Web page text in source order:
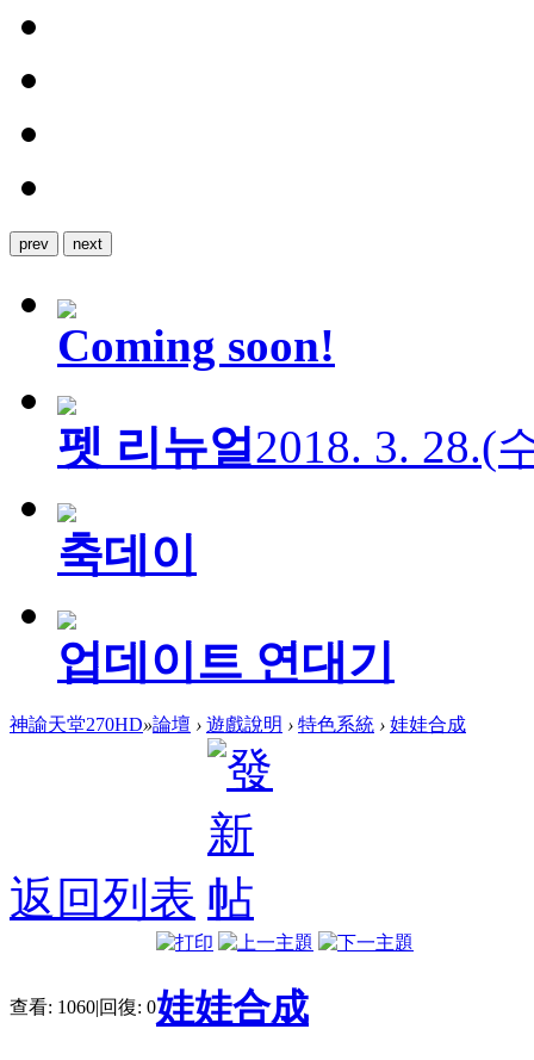
prev next
Coming soon!
펫 리뉴얼2018. 3. 28.(
축데이
업데이트 연대기
神諭天堂270HD»論壇 › 遊戲說明 › 特色系統 › 娃娃合成
返回列表
查看: 1060|回復: 0娃娃合成